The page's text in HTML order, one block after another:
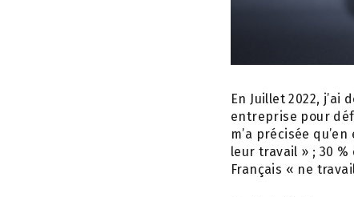
En Juillet 2022,
entreprise pour
m’a précisée
leur travail » ; 30
Français « ne